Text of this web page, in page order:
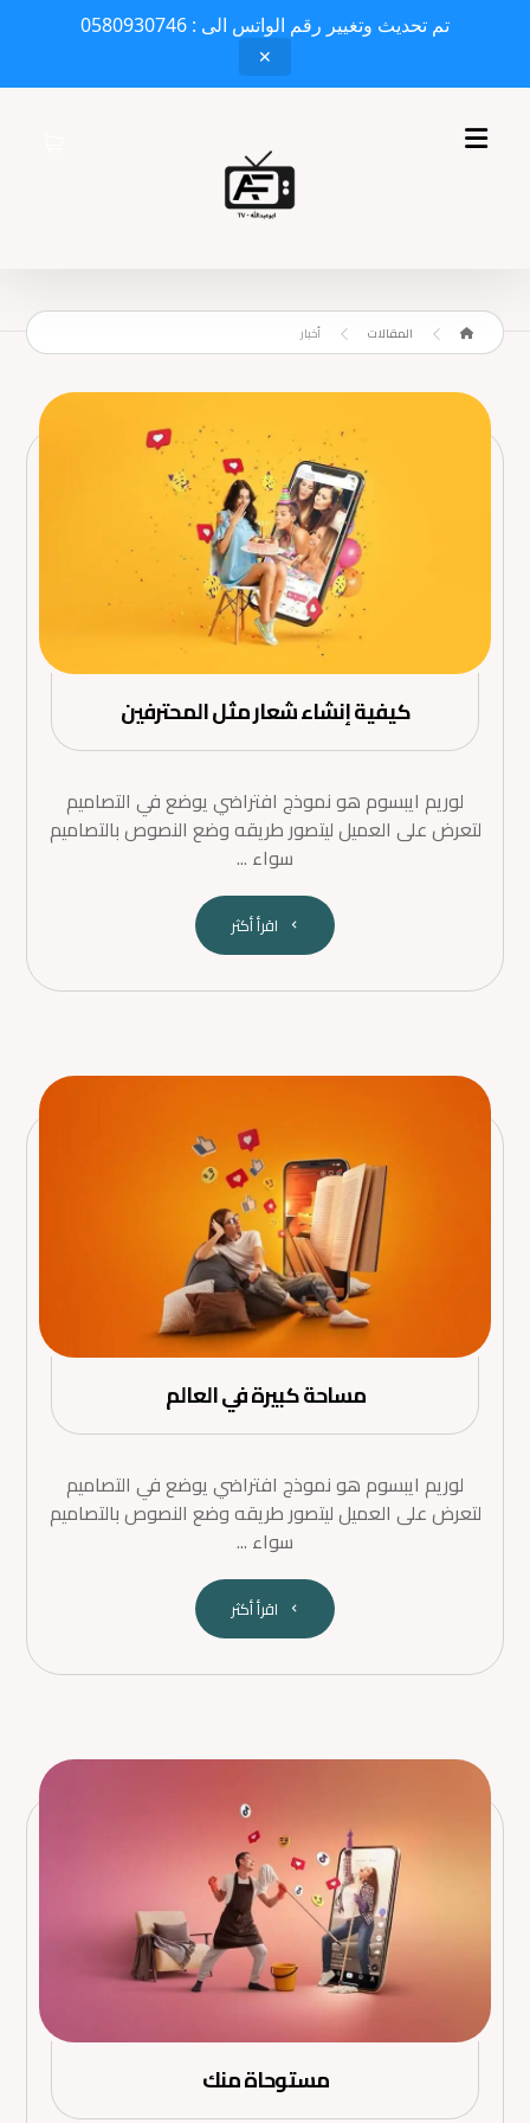
تم تحديث وتغيير رقم الواتس الى : 0580930746
✕
المقالات أخبار
كيفية إنشاء شعار مثل المحترفين
لوريم ايبسوم هو نموذج افتراضي يوضع في التصاميم
لتعرض على العميل ليتصور طريقه وضع النصوص بالتصاميم
سواء ...
اقرأ أكثر
مساحة كبيرة في العالم
لوريم ايبسوم هو نموذج افتراضي يوضع في التصاميم
لتعرض على العميل ليتصور طريقه وضع النصوص بالتصاميم
سواء ...
اقرأ أكثر
مستوحاة منك